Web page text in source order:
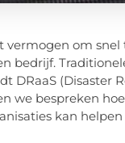
om
bedrijf.
(Disaster
we bespreken hoe
kan